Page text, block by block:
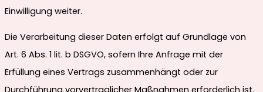
Einwilligung weiter.
Die Verarbeitung dieser Daten erfolgt auf Grundlage von
Art. 6 Abs. 1 lit. b DSGVO, sofern Ihre Anfrage mit der
Erfüllung eines Vertrags zusammenhängt oder zur